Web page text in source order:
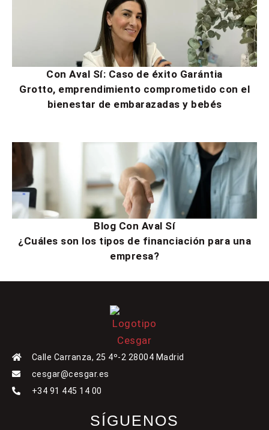
Con Aval Sí: Caso de éxito Garántia
Grotto, emprendimiento comprometido con el
bienestar de embarazadas y bebés
Blog Con Aval Sí
¿Cuáles son los tipos de financiación para una
empresa?
Calle Carranza, 25 4º-2 28004 Madrid
cesgar@cesgar.es
+34 91 445 14 00
SÍGUENOS